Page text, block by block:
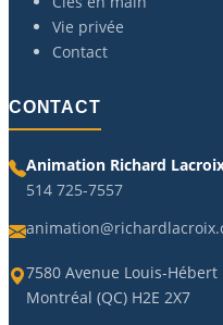
Vie privée
Contact
CONTACT
Animation Richard
514 725-7557
7580 Avenue Louis-Hébert
Montréal (QC) H2E 2X7